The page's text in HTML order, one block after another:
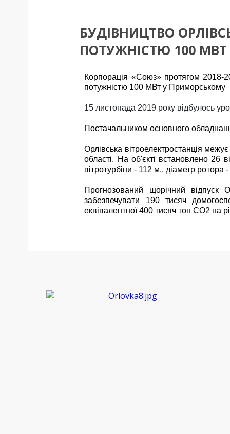
БУДІВНИЦТВО
ПОТУЖНІСТЮ 100 МВТ
Корпорація «Союз» протягом 2018-
потужністю 100 МВт у Приморському
15 листопада 2019 року відбулось
Постачальником основного
Орлівська вітроелектростанція
області. На об'єкті встановлено 26
вітротурбіни - 112 м., діаметр ротора -
Прогнозований щорічний
забезпечувати 190 тисяч
еквівалентної400 тисяч тон СО2 на